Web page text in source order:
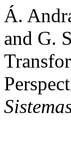
Á.
and G.